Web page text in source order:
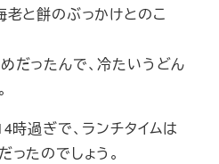
老と餅のぶっかけとのこ
だったんで、冷たいうどん
時過ぎで、ランチタイムは
たのでしょう。